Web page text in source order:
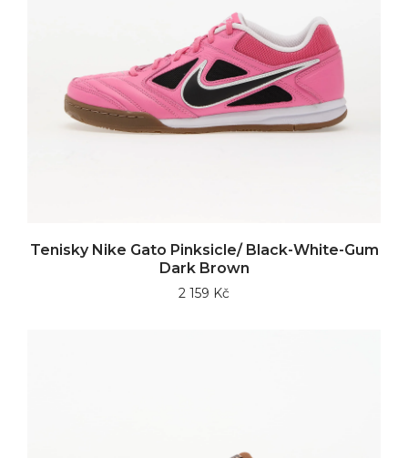
Tenisky Nike Gato Pinksicle/ Black-White-Gum
Dark Brown
2 159 Kč